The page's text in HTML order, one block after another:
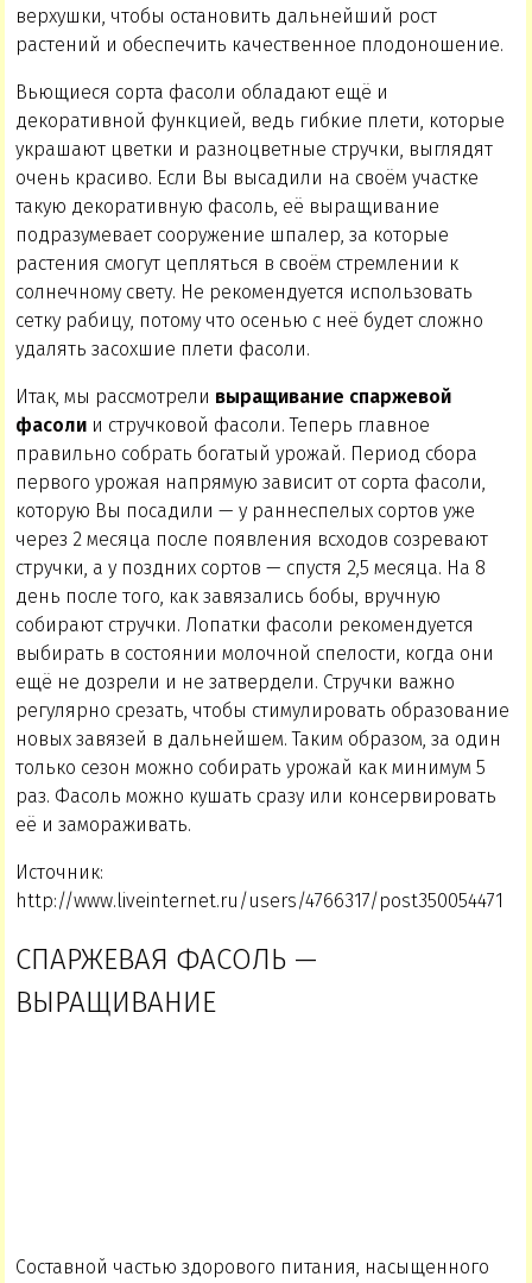
верхушки, чтобы остановить дальнейший рост
растений и обеспечить качественное плодоношение.
Вьющиеся сорта фасоли обладают ещё и
декоративной функцией, ведь гибкие плети, которые
украшают цветки и разноцветные стручки, выглядят
очень красиво. Если Вы высадили на своём участке
такую декоративную фасоль, её выращивание
подразумевает сооружение шпалер, за которые
растения смогут цепляться в своём стремлении к
солнечному свету. Не рекомендуется использовать
сетку рабицу, потому что осенью с неё будет сложно
удалять засохшие плети фасоли.
Итак, мы рассмотрели выращивание спаржевой
фасоли и стручковой фасоли. Теперь главное
правильно собрать богатый урожай. Период сбора
первого урожая напрямую зависит от сорта фасоли,
которую Вы посадили — у раннеспелых сортов уже
через 2 месяца после появления всходов созревают
стручки, а у поздних сортов — спустя 2,5 месяца. На 8
день после того, как завязались бобы, вручную
собирают стручки. Лопатки фасоли рекомендуется
выбирать в состоянии молочной спелости, когда они
ещё не дозрели и не затвердели. Стручки важно
регулярно срезать, чтобы стимулировать образование
новых завязей в дальнейшем. Таким образом, за один
только сезон можно собирать урожай как минимум 5
раз. Фасоль можно кушать сразу или консервировать
её и замораживать.
Источник:
http://www.liveinternet.ru/users/4766317/post350054471
СПАРЖЕВАЯ ФАСОЛЬ —
ВЫРАЩИВАНИЕ
Составной частью здорового питания, насыщенного